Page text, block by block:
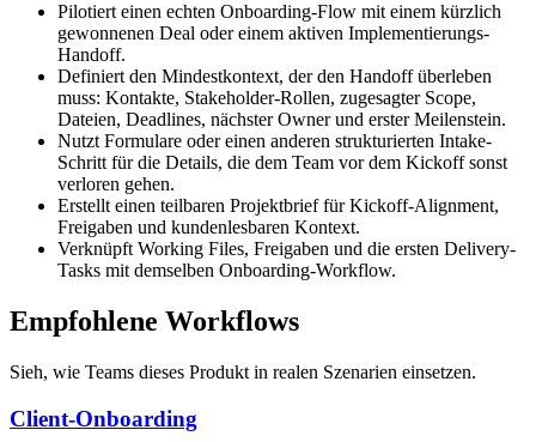
Pilotiert einen echten Onboarding-Flow mit einem kürzlich
gewonnenen Deal oder einem aktiven Implementierungs-
Handoff.
Definiert den Mindestkontext, der den Handoff überleben
muss: Kontakte, Stakeholder-Rollen, zugesagter Scope,
Dateien, Deadlines, nächster Owner und erster Meilenstein.
Nutzt Formulare oder einen anderen strukturierten Intake-
Schritt für die Details, die dem Team vor dem Kickoff sonst
verloren gehen.
Erstellt einen teilbaren Projektbrief für Kickoff-Alignment,
Freigaben und kundenlesbaren Kontext.
Verknüpft Working Files, Freigaben und die ersten Delivery-
Tasks mit demselben Onboarding-Workflow.
Empfohlene Workflows
Sieh, wie Teams dieses Produkt in realen Szenarien einsetzen.
Client-Onboarding